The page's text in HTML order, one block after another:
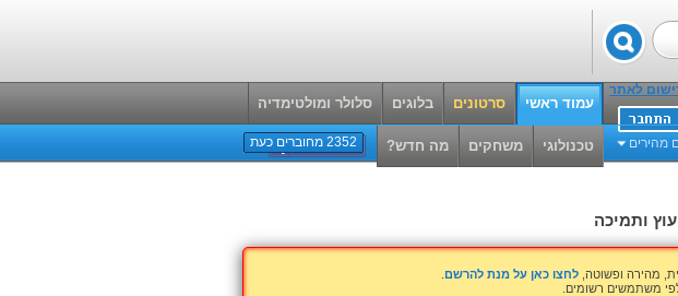
לאתר
עמוד ראשי
מהירים
סרטונים בלוגים סלולר ומולטימדיה
טכנולוגי משחקים מה חדש? 2352 מחוברים כעת
ותמיכה
מהירה ופשוטה, לחצו כאן על מנת להרשם
משתמשים רשומים.